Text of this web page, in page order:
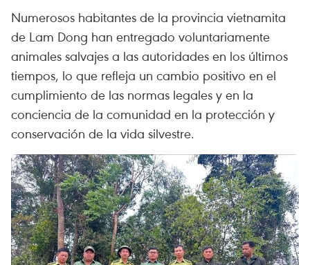
Numerosos habitantes de la provincia vietnamita
de Lam Dong han entregado voluntariamente
animales salvajes a las autoridades en los últimos
tiempos, lo que refleja un cambio positivo en el
cumplimiento de las normas legales y en la
conciencia de la comunidad en la protección y
conservación de la vida silvestre.